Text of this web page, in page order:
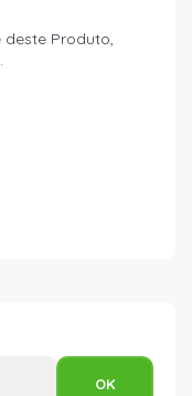
Produto,